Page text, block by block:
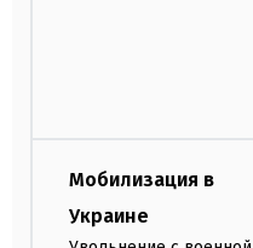
Мобилизация в
Украине